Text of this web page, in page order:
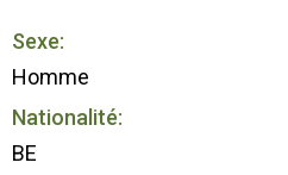
Sexe:
Homme
Nationalité:
BE